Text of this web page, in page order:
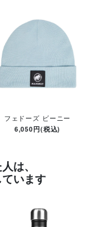
フェドーズ ビーニー
6,050円(税込)
は、
います